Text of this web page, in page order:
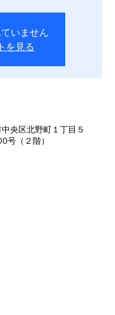
いません
を見る
央区北野町１丁目５
号（２階）